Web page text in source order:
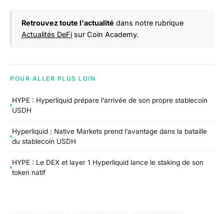
Retrouvez toute l'actualité dans notre rubrique
Actualités DeFi sur Coin Academy.
POUR ALLER PLUS LOIN
HYPE : Hyperliquid prépare l’arrivée de son propre stablecoin
USDH
Hyperliquid : Native Markets prend l’avantage dans la bataille
du stablecoin USDH
HYPE : Le DEX et layer 1 Hyperliquid lance le staking de son
token natif